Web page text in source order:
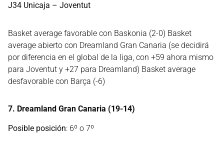
J34 Unicaja – Joventut
Basket average favorable con Baskonia (2-0) Basket
average abierto con Dreamland Gran Canaria (se decidirá
por diferencia en el global de la liga, con +59 ahora mismo
para Joventut y +27 para Dreamland) Basket average
desfavorable con Barça (-6)
7. Dreamland Gran Canaria (19-14)
Posible posición: 6º o 7º